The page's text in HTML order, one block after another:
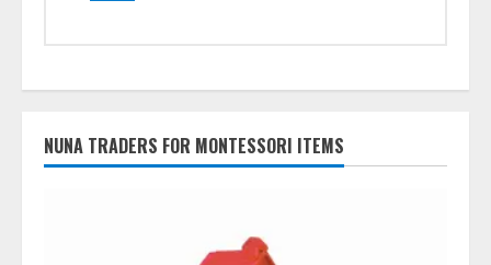
NUNA TRADERS FOR MONTESSORI ITEMS